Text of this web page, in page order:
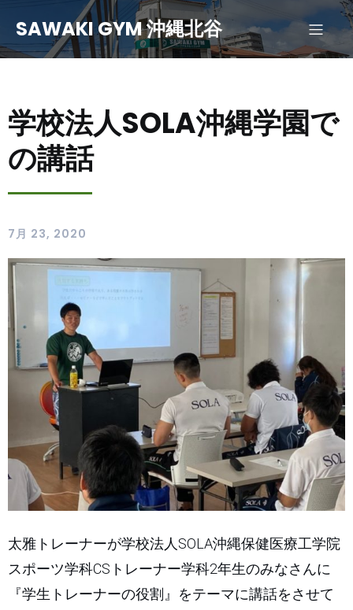
SAWAKI GYM 沖縄北谷
学校法人SOLA沖縄学園で
の講話
7月 23, 2020
太雅トレーナーが学校法人SOLA沖縄保健医療工学院
スポーツ学科CSトレーナー学科2年生のみなさんに
『学生トレーナーの役割』をテーマに講話をさせて